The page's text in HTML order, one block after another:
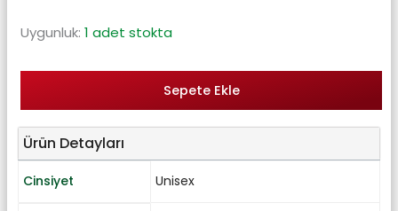
Uygunluk: 1 adet stokta
Sepete Ekle
Ürün Detayları
Cinsiyet Unisex